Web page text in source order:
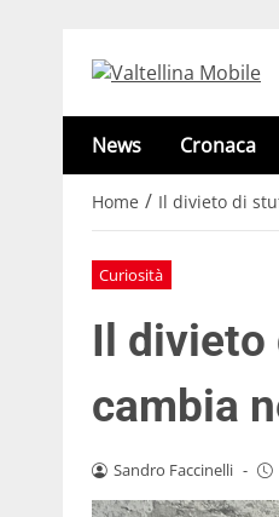
News Cronaca
Home / Il divieto di
Curiosità
Il divieto
cambia
Sandro Faccinelli -